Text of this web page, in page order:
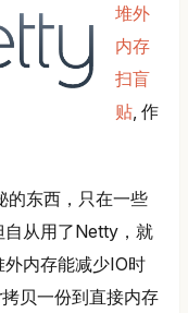
堆外
内存
扫盲
贴 , 作
的东西，只在一些
自从用了Netty，就
内存能减少IO时
贝一份到直接内存